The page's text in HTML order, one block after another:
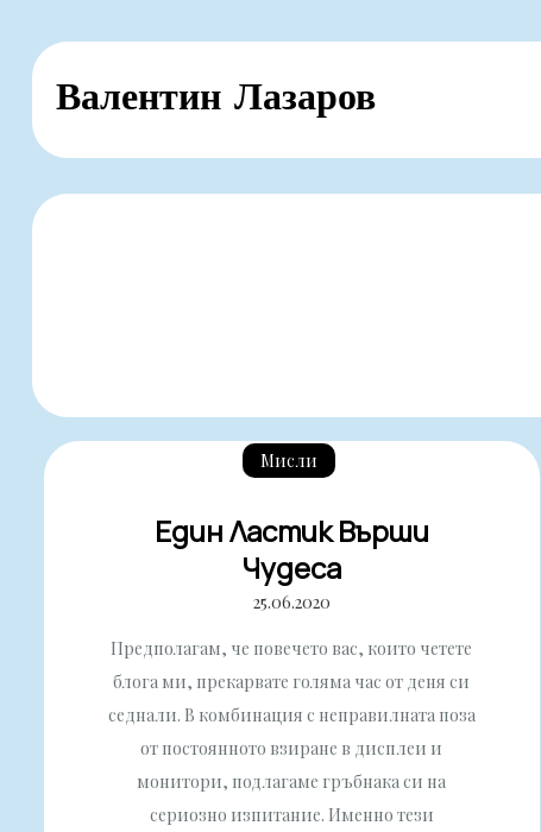
content
Валентин Лазаров
Мисли
Един Ластик Върши
Чудеса
25.06.2020
Предполагам, че повечето вас, които четете
блога ми, прекарвате голяма час от деня си
седнали. В комбинация с неправилната поза
от постоянното взиране в дисплеи и
монитори, подлагаме гръбнака си на
сериозно изпитание. Именно тези